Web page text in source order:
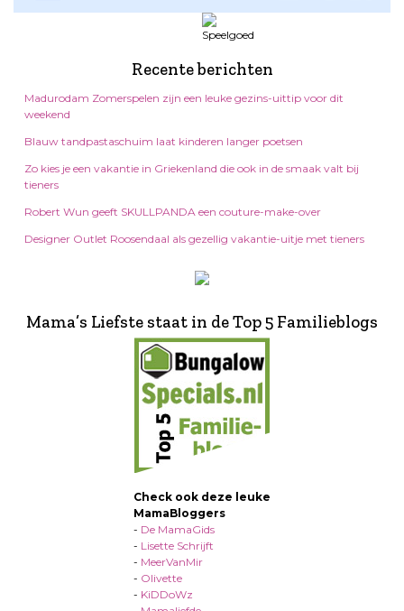
Recente berichten
Madurodam Zomerspelen zijn een leuke gezins-uittip voor dit
weekend
Blauw tandpastaschuim laat kinderen langer poetsen
Zo kies je een vakantie in Griekenland die ook in de smaak valt bij
tieners
Robert Wun geeft SKULLPANDA een couture-make-over
Designer Outlet Roosendaal als gezellig vakantie-uitje met tieners
Mama’s Liefste staat in de Top 5 Familieblogs
Check ook deze leuke
MamaBloggers
- De MamaGids
- Lisette Schrijft
- MeerVanMir
- Olivette
- KiDDoWz